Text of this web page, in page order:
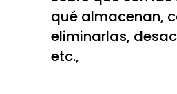
qué almacenan,
eliminarlas,
etc.,